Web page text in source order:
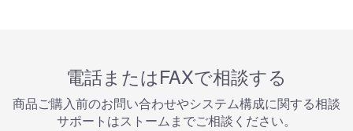
電話またはFAXで相談する
商品ご購⼊前のお問い合わせやシステム構成に関する相談
サポートはストームまでご相談ください。